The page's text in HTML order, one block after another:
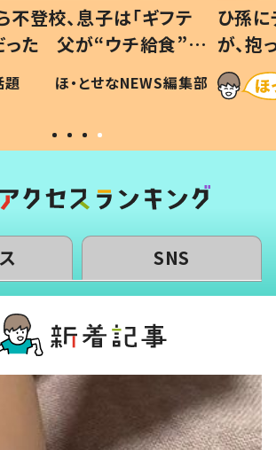
不登校、息子は「ギフテ
った 父が“ウチ給食”を
ける理由とは #令和の親
題 ほ・とせなNEWS編集部
ひ孫
が、
「涙が
い」
SNS